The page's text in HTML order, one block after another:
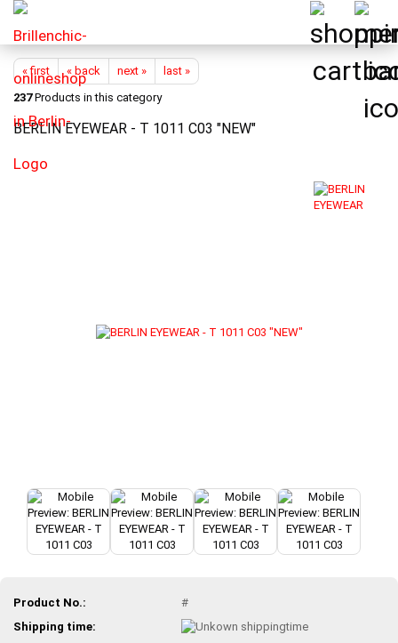
« first « back next »
last »
237Products in this category
BERLIN EYEWEAR - T 1011 C03 "NEW"
Product No.:
#
Shipping time: